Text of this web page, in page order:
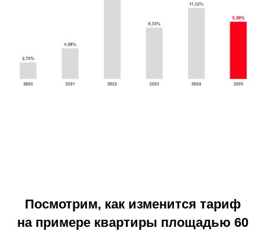
Посмотрим, как изменится тариф
на примере квартиры площадью 60